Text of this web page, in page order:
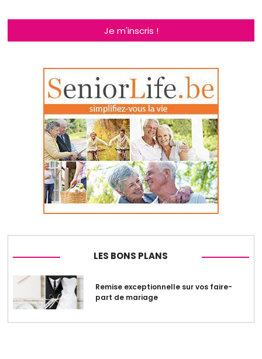
Je m'inscris !
LES BONS PLANS
Remise exceptionnelle sur vos faire-
part de mariage